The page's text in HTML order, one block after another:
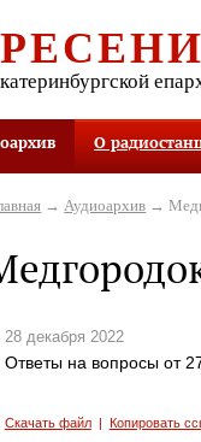
О
→ Аудиоархив →
28 декабря 2022
Ответы на вопросы от
Скачать файл| Копировать